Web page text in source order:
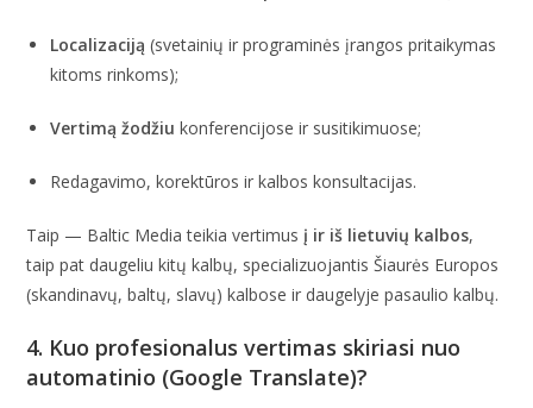
Localizaciją (svetainių ir programinės įrangos pritaikymas
kitoms rinkoms);
Vertimą žodžiu konferencijose ir susitikimuose;
Redagavimo, korektūros ir kalbos konsultacijas.
Taip — Baltic Media teikia vertimus į ir iš lietuvių kalbos,
taip pat daugeliu kitų kalbų, specializuojantis Šiaurės Europos
(skandinavų, baltų, slavų) kalbose ir daugelyje pasaulio kalbų.
4. Kuo profesionalus vertimas skiriasi nuo
automatinio (Google Translate)?